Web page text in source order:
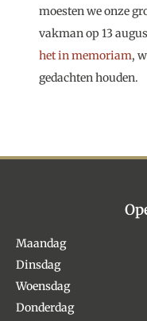
moesten we onze
vakman op 13
het in memoriam,
gedachten houden.
Maandag
Dinsdag
Woensdag
Donderdag